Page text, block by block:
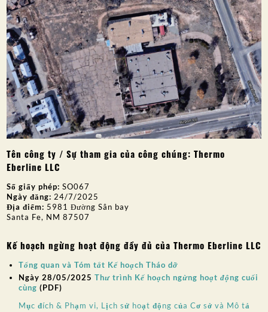
Tên công ty / Sự tham gia của công chúng: Thermo
Eberline LLC
Số giấy phép: SO067
Ngày đăng: 24/7/2025
Địa điểm: 5981 Đường Sân bay
Santa Fe, NM 87507
Kế hoạch ngừng hoạt động đầy đủ của Thermo Eberline LLC
Tổng quan và Tóm tắt Kế hoạch Tháo dỡ
Ngày 28/05/2025 Thư trình Kế hoạch ngừng hoạt động cuối
cùng (PDF)
Mục đích & Phạm vi, Lịch sử hoạt động của Cơ sở và Mô tả